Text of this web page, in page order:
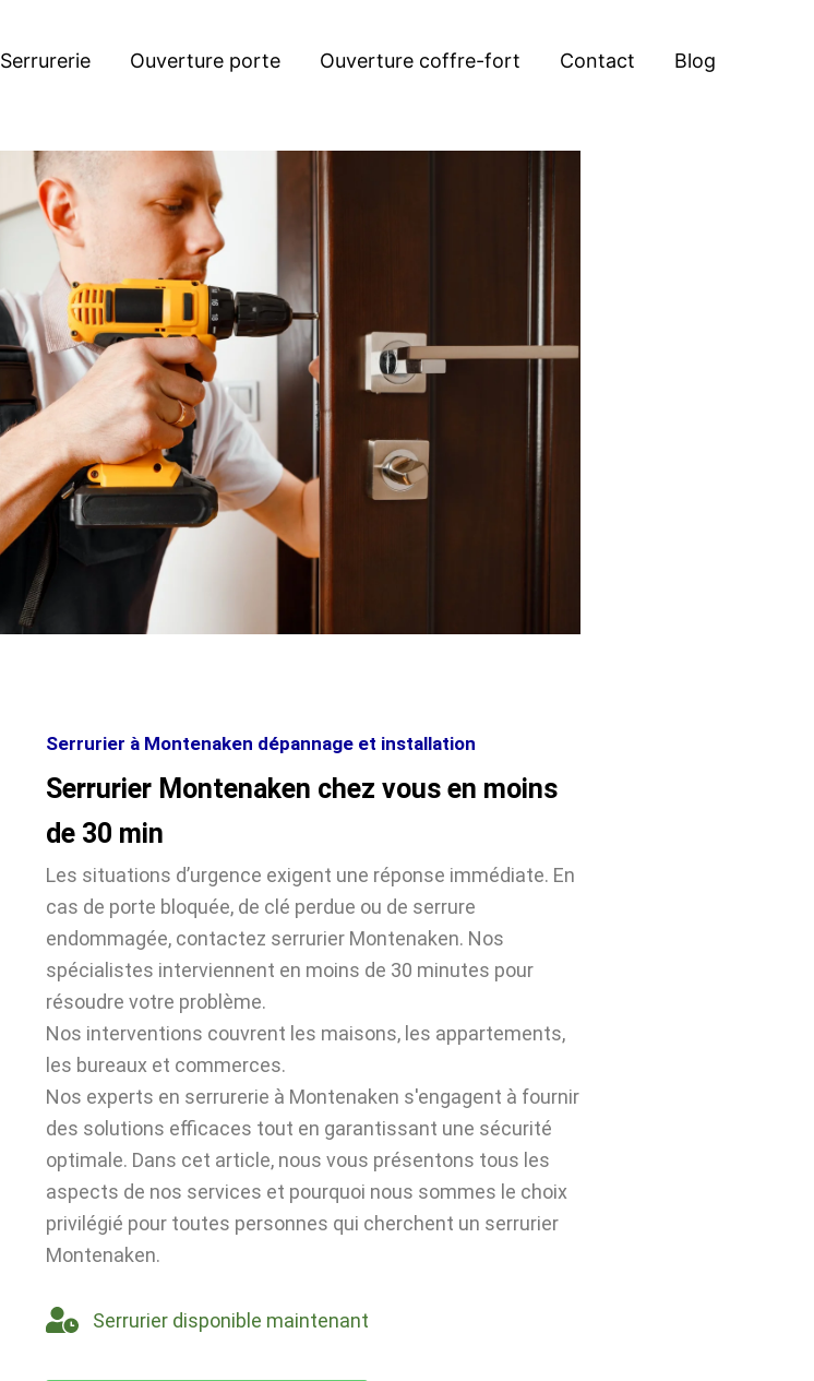
Serrurerie Ouverture porte Ouverture coffre-fort Contact Blog
Serrurier à Montenaken dépannage et installation
Serrurier Montenaken chez vous en moins
de 30 min
Les situations d’urgence exigent une réponse immédiate. En
cas de porte bloquée, de clé perdue ou de serrure
endommagée, contactez serrurier Montenaken. Nos
spécialistes interviennent en moins de 30 minutes pour
résoudre votre problème.
Nos interventions couvrent les maisons, les appartements,
les bureaux et commerces.
Nos experts en serrurerie à Montenaken s'engagent à fournir
des solutions efficaces tout en garantissant une sécurité
optimale. Dans cet article, nous vous présentons tous les
aspects de nos services et pourquoi nous sommes le choix
privilégié pour toutes personnes qui cherchent un serrurier
Montenaken.
Serrurier disponible maintenant